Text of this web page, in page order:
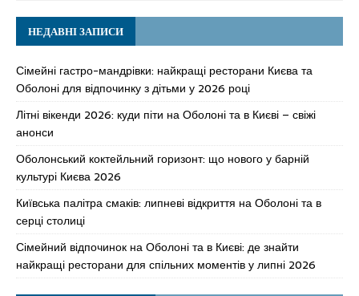
НЕДАВНІ ЗАПИСИ
Сімейні гастро-мандрівки: найкращі ресторани Києва та
Оболоні для відпочинку з дітьми у 2026 році
Літні вікенди 2026: куди піти на Оболоні та в Києві – свіжі
анонси
Оболонський коктейльний горизонт: що нового у барній
культурі Києва 2026
Київська палітра смаків: липневі відкриття на Оболоні та в
серці столиці
Сімейний відпочинок на Оболоні та в Києві: де знайти
найкращі ресторани для спільних моментів у липні 2026